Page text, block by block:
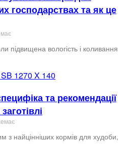
господарствах та як це
підвищена вологість і коливання
та рекомендації
з найцінніших кормів для худоби,